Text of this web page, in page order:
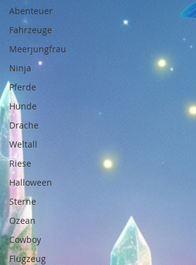
Abenteuer
Fahrzeuge
Meerjungfrau
Ninja
Pferde
Hunde
Drache
Weltall
Riese
Halloween
Sterne
Ozean
Cowboy
Flugzeug